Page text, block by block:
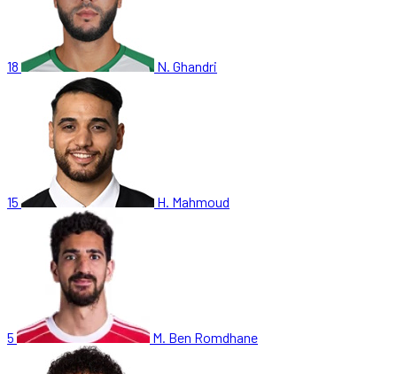
18 N. Ghandri
15 H. Mahmoud
5 M. Ben Romdhane